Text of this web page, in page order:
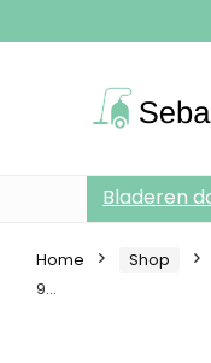
Bladeren
Home Shop
9…